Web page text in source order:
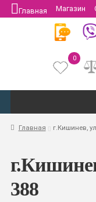
Главная Магазин
Защита
0
Главная г.Кишинев,
388